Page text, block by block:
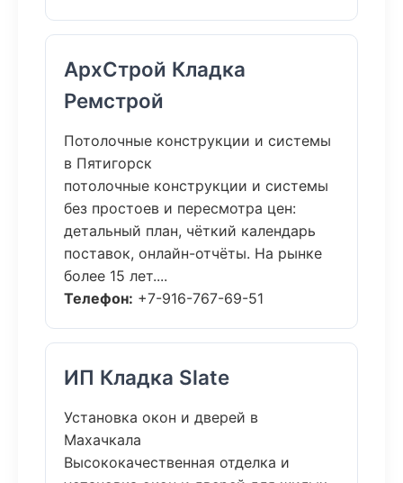
АрхСтрой Кладка
Ремстрой
Потолочные конструкции и системы
в Пятигорск
потолочные конструкции и системы
без простоев и пересмотра цен:
детальный план, чёткий календарь
поставок, онлайн-отчёты. На рынке
более 15 лет....
Телефон: +7-916-767-69-51
ИП Кладка Slate
Установка окон и дверей в
Махачкала
Высококачественная отделка и